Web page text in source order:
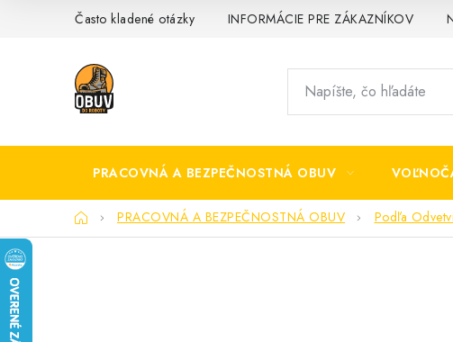
Často kladené otázky INFORMÁCIE PRE ZÁKAZNÍKOV
PRACOVNÁ A BEZPEČNOSTNÁ OBUV
DomovPRACOVNÁ A BEZPEČNOSTNÁ OBUV Podľa